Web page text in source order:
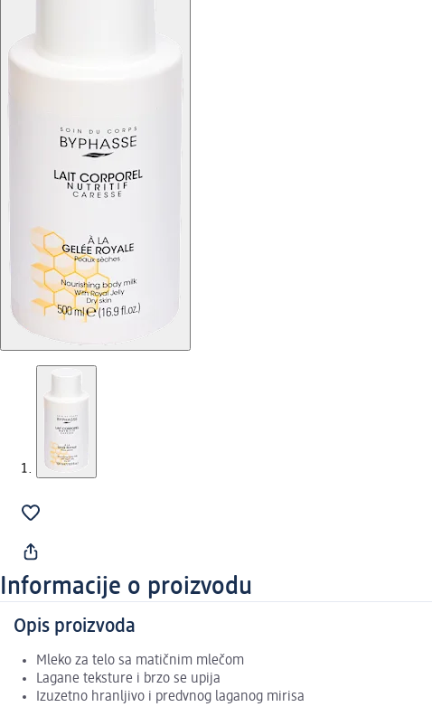
Informacije o proizvodu
Opis proizvoda
Mleko za telo sa matičnim mlečom
Lagane teksture i brzo se upija
Izuzetno hranljivo i predvnog laganog mirisa